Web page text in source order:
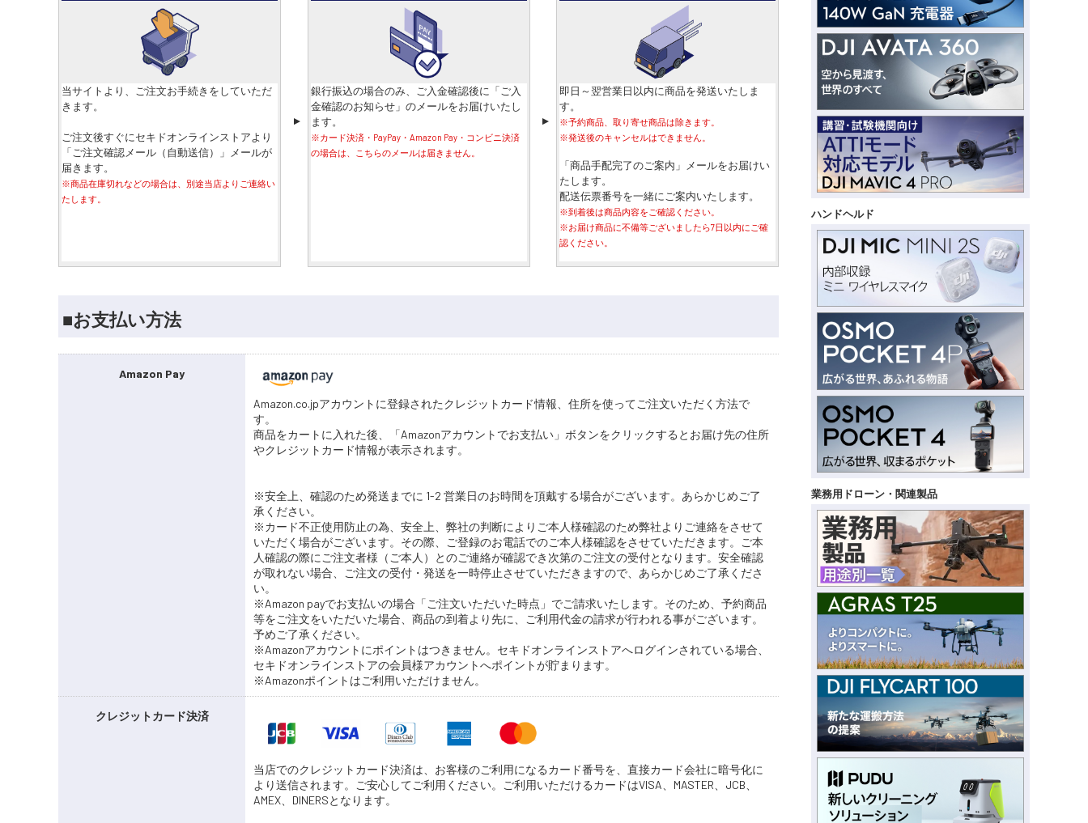
ハンドヘルド
業務用ドローン・関連製品
当サイトより、ご注文お手続きをしていただ
きます。
ご注文後すぐにセキドオンラインストアより
「ご注文確認メール（自動送信）」メールが
届きます。
※商品在庫切れなどの場合は、別途当店よりご連絡い
たします。
▼
銀行振込の場合のみ、ご入金確認後に「ご入
金確認のお知らせ」のメールをお届けいたし
ます。
※カード決済・PayPay・Amazon Pay・コンビニ決済
の場合は、こちらのメールは届きません。
▼
即日～翌営業日以内に商品を発送いたしま
す。
※予約商品、取り寄せ商品は除きます。
※発送後のキャンセルはできません。
「商品手配完了のご案内」メールをお届けい
たします。
配送伝票番号を一緒にご案内いたします。
※到着後は商品内容をご確認ください。
※お届け商品に不備等ございましたら7日以内にご確
認ください。
■お支払い方法
Amazon Pay
Amazon.co.jpアカウントに登録されたクレジットカード情報、住所を使ってご注文いただく方法で
す。
商品をカートに入れた後、「Amazonアカウントでお支払い」ボタンをクリックするとお届け先の住所
やクレジットカード情報が表示されます。
※安全上、確認のため発送までに 1-2 営業日のお時間を頂戴する場合がございます。あらかじめご了
承ください。
※カード不正使用防止の為、安全上、弊社の判断によりご本人様確認のため弊社よりご連絡をさせて
いただく場合がございます。その際、ご登録のお電話でのご本人様確認をさせていただきます。ご本
人確認の際にご注文者様（ご本人）とのご連絡が確認でき次第のご注文の受付となります。安全確認
が取れない場合、ご注文の受付・発送を一時停止させていただきますので、あらかじめご了承くださ
い。
※Amazon payでお支払いの場合「ご注文いただいた時点」でご請求いたします。そのため、予約商品
等をご注文をいただいた場合、商品の到着より先に、ご利用代金の請求が行われる事がございます。
予めご了承ください。
※Amazonアカウントにポイントはつきません。セキドオンラインストアへログインされている場合、
セキドオンラインストアの会員様アカウントへポイントが貯まります。
※Amazonポイントはご利用いただけません。
クレジットカード決済
当店でのクレジットカード決済は、お客様のご利用になるカード番号を、直接カード会社に暗号化に
より送信されます。ご安心してご利用ください。ご利用いただけるカードはVISA、MASTER、JCB、
AMEX、DINERSとなります。